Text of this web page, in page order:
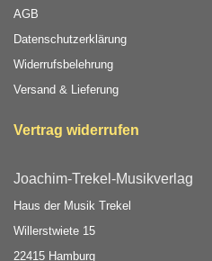
AGB
Datenschutzerklärung
Widerrufsbelehrung
Versand & Lieferung
Vertrag widerrufen
Joachim-Trekel-Musikverlag
Haus der Musik Trekel
Willerstwiete 15
22415 Hamburg